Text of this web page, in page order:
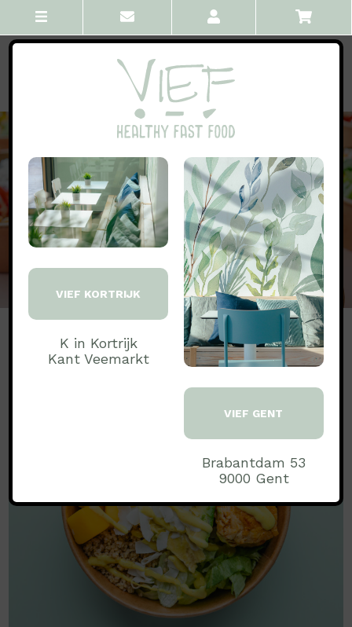
VIEF KORTRIJK
K in Kortrijk
Kant Veemarkt
VIEF GENT
Brabantdam 53
9000 Gent
afgewerkt met smaakvolle toppings.
S/ € 10,50
M/ € 12,99
L/ € 15,99
BESTEL NU